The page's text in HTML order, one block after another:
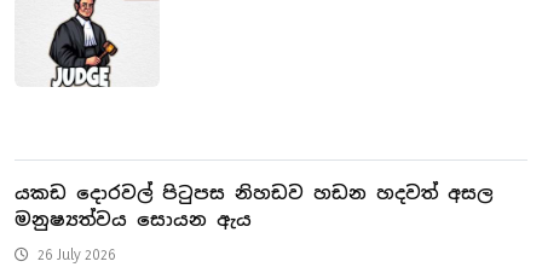
යකඩ දොරවල් පිටුපස නිහඩව හඩන හදවත් අසල
මනුෂ්‍යත්වය සොයන ඇය
26 July 2026